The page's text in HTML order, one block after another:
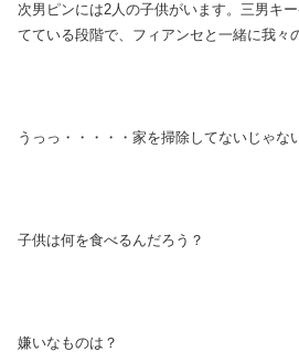
次男ピンには2人の子供がいます。三男キ
てている段階で、フィアンセと一緒に我々
うっっ・・・・・家を掃除してないじゃな
子供は何を食べるんだろう？
嫌いなものは？